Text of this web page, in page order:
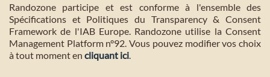
Randozone participe et est conforme à l'ensemble des
Spécifications et Politiques du Transparency & Consent
Framework de l'IAB Europe. Randozone utilise la Consent
Management Platform n°92. Vous pouvez modifier vos choix
à tout moment en cliquant ici.